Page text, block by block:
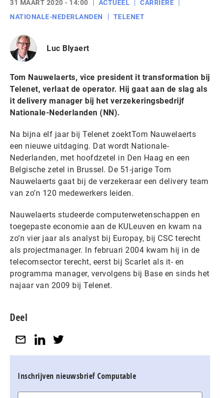
31 MAART 2020 - 14:00 ACTUEEL
CARRIÈRE
NATIONALE-NEDERLANDEN
TELENET
Luc Blyaert
Tom Nauwelaerts, vice president it transformation bij
Telenet, verlaat de operator. Hij gaat aan de slag als
it delivery manager bij het verzekeringsbedrijf
Nationale-Nederlanden (NN).
Na bijna elf jaar bij Telenet zoektTom Nauwelaerts
een nieuwe uitdaging. Dat wordt Nationale-
Nederlanden, met hoofdzetel in Den Haag en een
Belgische zetel in Brussel. De 51-jarige Tom
Nauwelaerts gaat bij de verzekeraar een delivery team
van zo’n 120 medewerkers leiden.
Nauwelaerts studeerde computerwetenschappen en
toegepaste economie aan de KULeuven en kwam na
zo’n vier jaar als analyst bij Europay, bij CSC terecht
als projectmanager. In februari 2004 kwam hij in de
telecomsector terecht, eerst bij Scarlet als it- en
programma manager, vervolgens bij Base en sinds het
najaar van 2009 bij Telenet.
Deel
Inschrijven nieuwsbrief Computable